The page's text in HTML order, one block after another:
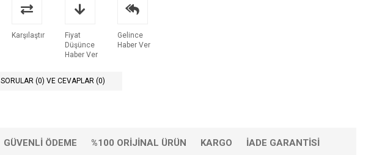
Karşılaştır
Fiyat
Düşünce
Haber Ver
Gelince
Haber Ver
SORULAR (0) VE CEVAPLAR (0)
GÜVENLI ÖDEME %100 ORIJINAL ÜRÜN KARGO İADE GARANTISI